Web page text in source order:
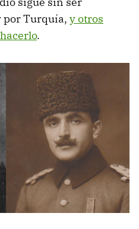
por Turquía, y otros
.